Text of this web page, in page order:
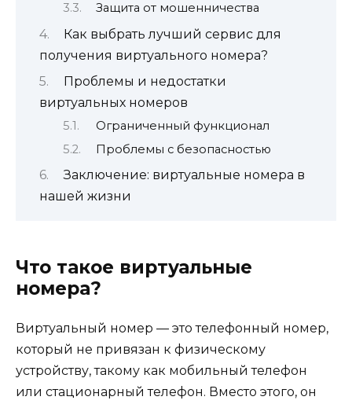
Защита от мошенничества
Как выбрать лучший сервис для
получения виртуального номера?
Проблемы и недостатки
виртуальных номеров
Ограниченный функционал
Проблемы с безопасностью
Заключение: виртуальные номера в
нашей жизни
Что такое виртуальные
номера?
Виртуальный номер — это телефонный номер,
который не привязан к физическому
устройству, такому как мобильный телефон
или стационарный телефон. Вместо этого, он